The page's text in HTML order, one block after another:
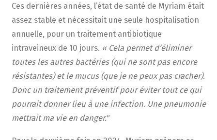
Ces dernières années, l’état de santé de Myriam était
assez stable et nécessitait une seule hospitalisation
annuelle, pour un traitement antibiotique
intraveineux de 10 jours. « Cela permet d’éliminer
toutes les autres bactéries (qui ne sont pas encore
résistantes) et le mucus (que je ne peux pas cracher).
Donc un traitement préventif pour éviter tout ce qui
pourrait donner lieu à une infection. Une pneumonie
mettrait ma vie en danger."